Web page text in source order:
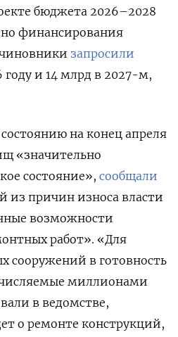
бюджета 2026–2028
финансирования
запросили
году и 14 млрд в 2027-м,
на конец апреля
«значительно
состояние», сообщали
из причин износа власти
возможности
работ». «Для
сооружений в готовность
миллионами
в ведомстве,
о ремонте конструкций,